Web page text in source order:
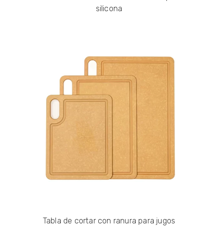
silicona
Tabla de cortar con ranura para jugos